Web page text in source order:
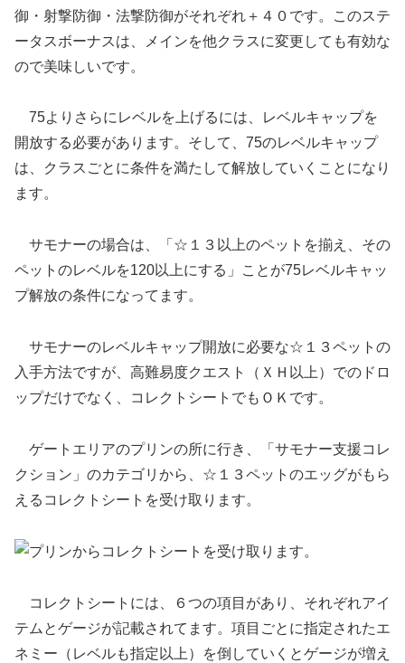
御・射撃防御・法撃防御がそれぞれ＋４０です。このステ
ータスボーナスは、メインを他クラスに変更しても有効な
ので美味しいです。
75よりさらにレベルを上げるには、レベルキャップを
開放する必要があります。そして、75のレベルキャップ
は、クラスごとに条件を満たして解放していくことになり
ます。
サモナーの場合は、「☆１３以上のペットを揃え、その
ペットのレベルを120以上にする」ことが75レベルキャッ
プ解放の条件になってます。
サモナーのレベルキャップ開放に必要な☆１３ペットの
入手方法ですが、高難易度クエスト（ＸＨ以上）でのドロ
ップだけでなく、コレクトシートでもＯＫです。
ゲートエリアのプリンの所に行き、「サモナー支援コレ
クション」のカテゴリから、☆１３ペットのエッグがもら
えるコレクトシートを受け取ります。
コレクトシートには、６つの項目があり、それぞれアイ
テムとゲージが記載されてます。項目ごとに指定されたエ
ネミー（レベルも指定以上）を倒していくとゲージが増え